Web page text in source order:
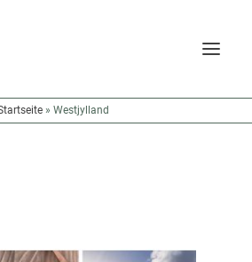
» Westjylland